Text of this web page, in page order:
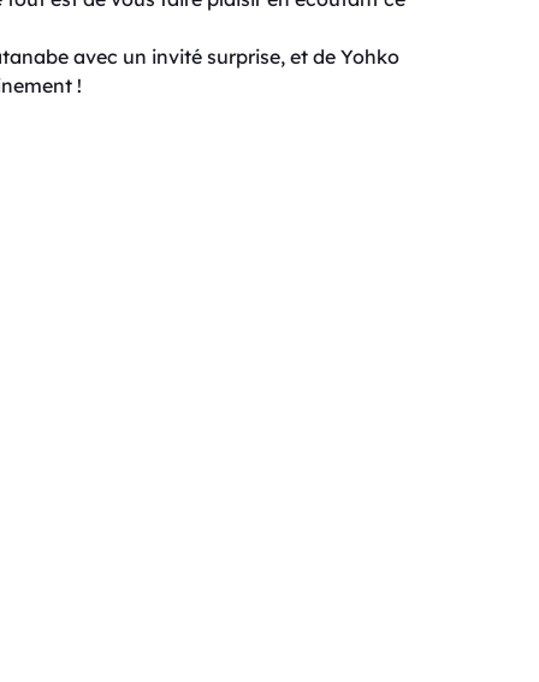
avec un invité surprise, et de Yohko
!